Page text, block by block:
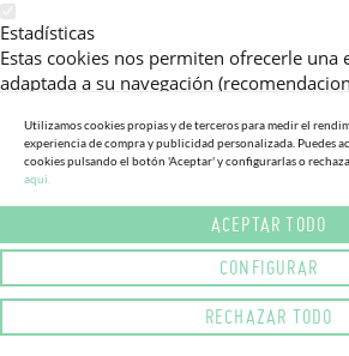
Estadísticas
Estas cookies nos permiten ofrecerle una
adaptada a su navegación
consultadas, etc).Al activar esta cookie,
más su experiencia.
Publicitarias
Estas cookies permiten a nuestros socios
mensajes específicos y personalizados.
Política de Privacidad
Lea más sobre el uso de cookies en este
Utilizamos cookies propias y de terceros para medir el
experiencia de compra y publicidad personalizada. Puedes
cookies pulsando el botón 'Aceptar' y configurarlas o
aqui.
ACEPTAR TODO
CONFIGURAR
RECHAZAR TODO